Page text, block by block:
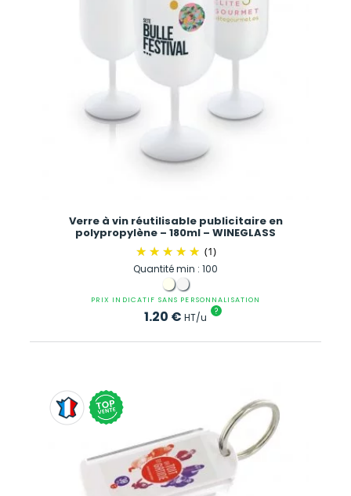
Verre à vin réutilisable publicitaire en
polypropylène – 180ml – WINEGLASS
(1)
Quantité min : 100
PRIX INDICATIF SANS PERSONNALISATION
1.20 € HT/u ?